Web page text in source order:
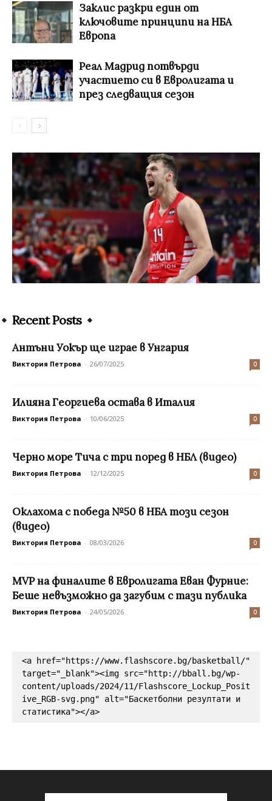
Заклис разкри един от
ключовите принципи на НБА
Европа
Реал Мадрид потвърди
участието си в Евролигата и
през следващия сезон
Recent Posts
Антъни Уокър ще играе в Унгария
Виктория Петрова - 26/07/2025 0
Илияна Георгиева остава в Италия
Виктория Петрова - 10/06/2025 0
Черно море Тича с три поред в НБЛ (видео)
Виктория Петрова - 12/12/2025 0
Оклахома с победа №50 в НБА този сезон
(видео)
Виктория Петрова - 08/03/2026 0
МVP на финалите в Евролигата Еван Фурние:
Беше невъзможно да загубим с тази публика
Виктория Петрова - 24/05/2026 0
<a href="https://www.flashscore.bg/basketball/"
target="_blank"><img src="http://bball.bg/wp-
content/uploads/2024/11/Flashscore_Lockup_Posit
ive_RGB-svg.png" alt="Баскетболни резултати и
статистика"></a>